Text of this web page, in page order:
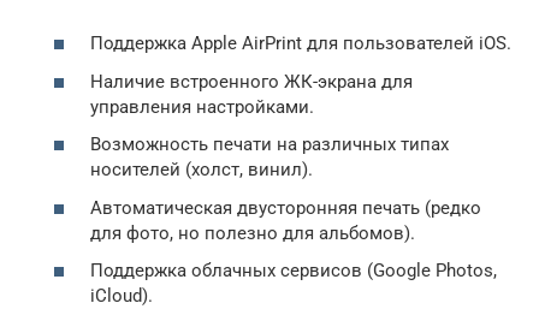
Поддержка Apple AirPrint для пользователей iOS.
Наличие встроенного ЖК-экрана для
управления настройками.
Возможность печати на различных типах
носителей (холст, винил).
Автоматическая двусторонняя печать (редко
для фото, но полезно для альбомов).
Поддержка облачных сервисов (Google Photos,
iCloud).